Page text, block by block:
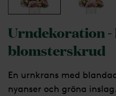
Urndekoration -
blomsterskrud
En urnkrans med
nyanser och gröna